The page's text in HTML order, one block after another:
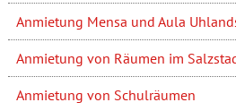
Anmietung Mensa und Aula
Anmietung von Räumen im
Anmietung von Schulräumen